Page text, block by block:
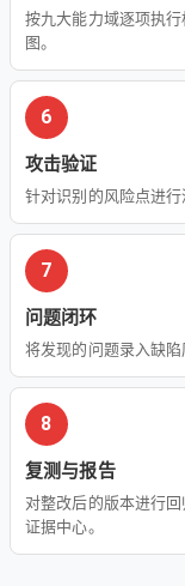
按九大能力域逐项执
图。
6
攻击验证
针对识别的风险点进
7
问题闭环
将发现的问题录入缺陷
8
复测与报告
对整改后的版本进行
证据中心。